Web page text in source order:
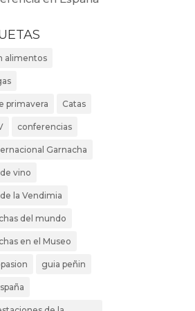
alimentos
primavera Catas
conferencias
Garnacha
vino
la Vendimia
del mundo
en el Museo
guia peñin